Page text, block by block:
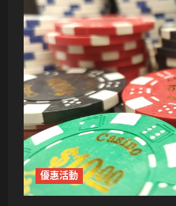
優惠活動